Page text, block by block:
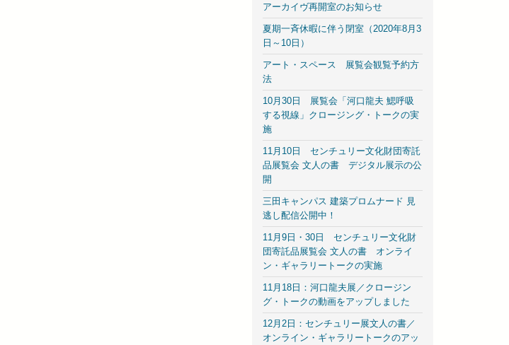
アーカイヴ再開室のお知らせ
夏期一斉休暇に伴う閉室（2020年8月3
日～10日）
アート・スペース 展覧会観覧予約方
法
10月30日 展覧会「河口龍夫 鰓呼吸
する視線」クロージング・トークの実
施
11月10日 センチュリー文化財団寄託
品展覧会 文人の書 デジタル展示の公
開
三田キャンパス 建築プロムナード 見
逃し配信公開中！
11月9日・30日 センチュリー文化財
団寄託品展覧会 文人の書 オンライ
ン・ギャラリートークの実施
11月18日：河口龍夫展／クロージン
グ・トークの動画をアップしました
12月2日：センチュリー展文人の書／
オンライン・ギャラリートークのアッ